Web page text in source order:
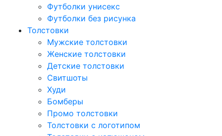
Футболки унисекс
Футболки без рисунка
Толстовки
Мужские толстовки
Женские толстовки
Детские толстовки
Свитшоты
Худи
Бомберы
Промо толстовки
Толстовки с логотипом